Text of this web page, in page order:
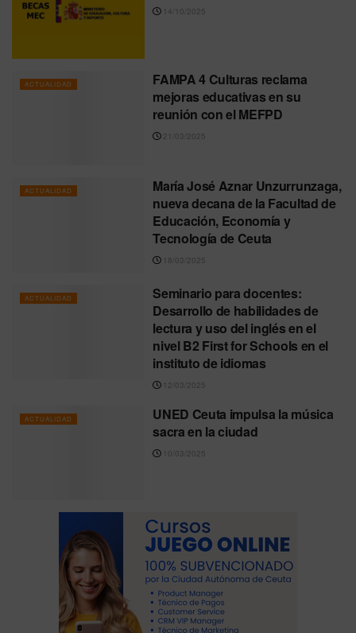
14/10/2025
ACTUALIDAD
FAMPA 4 Culturas reclama
mejoras educativas en su
reunión con el MEFPD
21/03/2025
ACTUALIDAD
María José Aznar Unzurrunzaga,
nueva decana de la Facultad de
Educación, Economía y
Tecnología de Ceuta
18/03/2025
ACTUALIDAD
Seminario para docentes:
Desarrollo de habilidades de
lectura y uso del inglés en el
nivel B2 First for Schools en el
instituto de idiomas
12/03/2025
ACTUALIDAD
UNED Ceuta impulsa la música
sacra en la ciudad
10/03/2025